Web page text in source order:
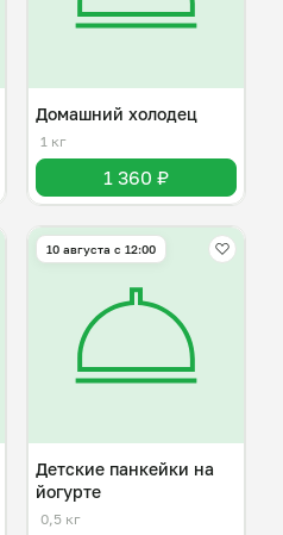
Домашний холодец
1 кг
1 360 ₽
10 августа с 12:00
Детские панкейки на
йогурте
0,5 кг